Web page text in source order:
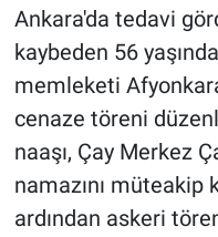
Ankara'da tedavi
kaybeden 56
memleketi
cenaze töreni
naaşı, Çay Merkez
namazını müteakip
ardından askeri